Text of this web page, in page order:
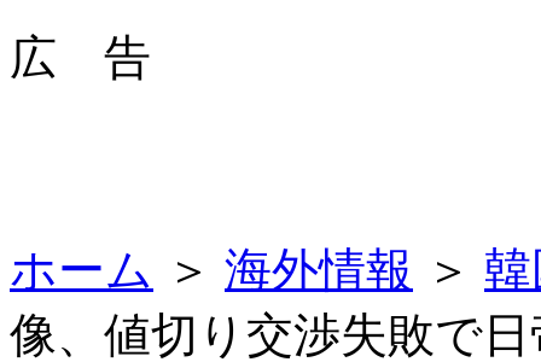
広 告
ホーム ＞ 海外情報 ＞
像、値切り交渉失敗で